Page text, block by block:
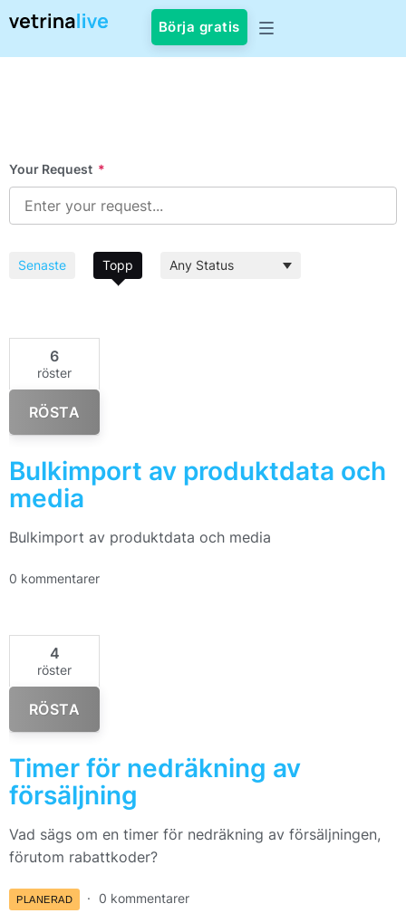
Börja gratis
Your Request *
Senaste Topp
6
röster
RÖSTA
Bulkimport av produktdata och
media
Bulkimport av produktdata och media
0 kommentarer
4
röster
RÖSTA
Timer för nedräkning av
försäljning
Vad sägs om en timer för nedräkning av försäljningen,
förutom rabattkoder?
PLANERAD 0 kommentarer